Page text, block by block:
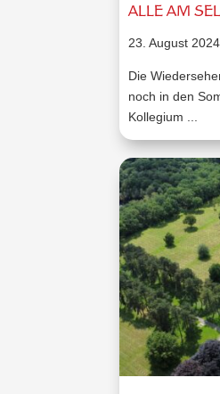
ALLE AM
23. August 2024
Die
noch in den
Kollegium ...